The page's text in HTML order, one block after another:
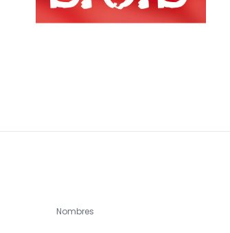
Nombres